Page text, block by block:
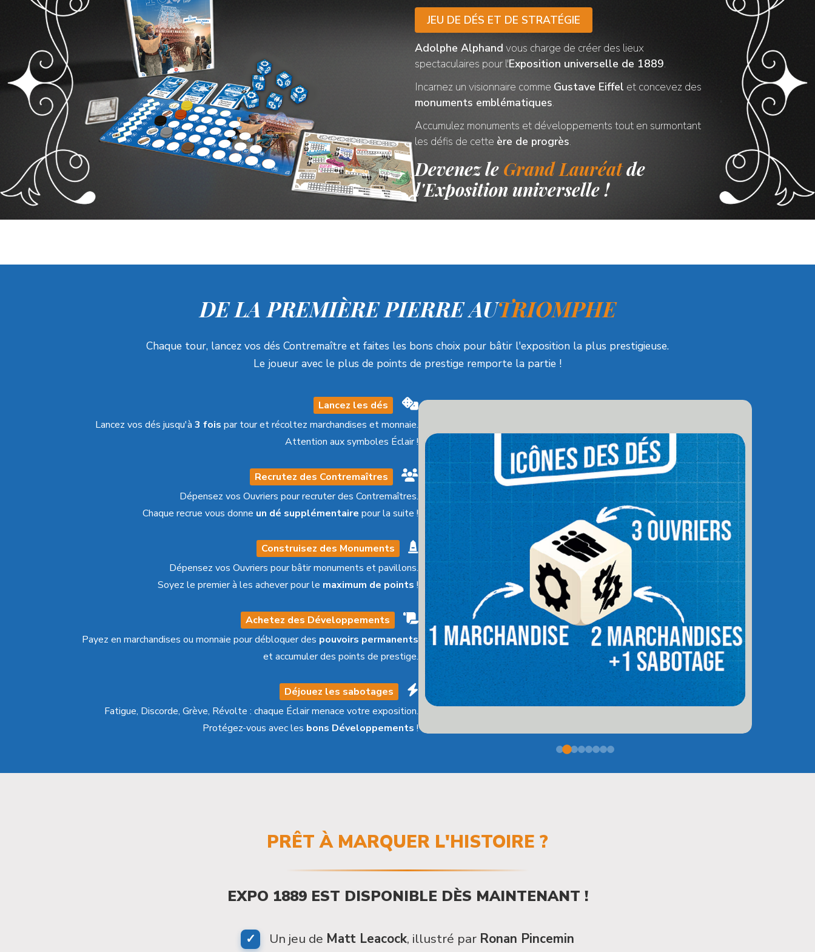
JEU DE DÉS ET DE STRATÉGIE
Adolphe Alphand vous charge de créer des lieux
spectaculaires pour l'Exposition universelle de 1889.
Incarnez un visionnaire comme Gustave Eiffel et concevez des
monuments emblématiques.
Accumulez monuments et développements tout en surmontant
les défis de cette ère de progrès.
Devenez le Grand Lauréatde
l'Exposition universelle !
DE LA PREMIÈRE PIERRE AUTRIOMPHE
Chaque tour, lancez vos dés Contremaître et faites les bons choix pour bâtir l'exposition la plus prestigieuse.
Le joueur avec le plus de points de prestige remporte la partie !
Lancez les dés
Lancez vos dés jusqu'à3 fois par tour et récoltez marchandises et monnaie.
Attention aux symboles Éclair !
Recrutez des Contremaîtres
Dépensez vos Ouvriers pour recruter des Contremaîtres.
Chaque recrue vous donne un dé supplémentaire pour la suite !
Construisez des Monuments
Dépensez vos Ouvriers pour bâtir monuments et pavillons.
Soyez le premier à les achever pour le maximum de points !
Achetez des Développements
Payez en marchandises ou monnaie pour débloquer des pouvoirs permanents
et accumuler des points de prestige.
Déjouez les sabotages
Fatigue, Discorde, Grève, Révolte : chaque Éclair menace votre exposition.
Protégez-vous avec les bons Développements !
PRÊT À MARQUER L'HISTOIRE ?
EXPO 1889EST DISPONIBLE DÈS MAINTENANT !
✓ Un jeu de Matt Leacock, illustré par Ronan Pincemin